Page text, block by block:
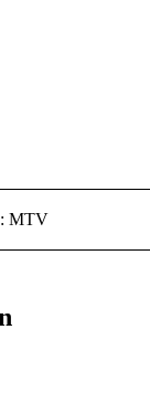
MTV